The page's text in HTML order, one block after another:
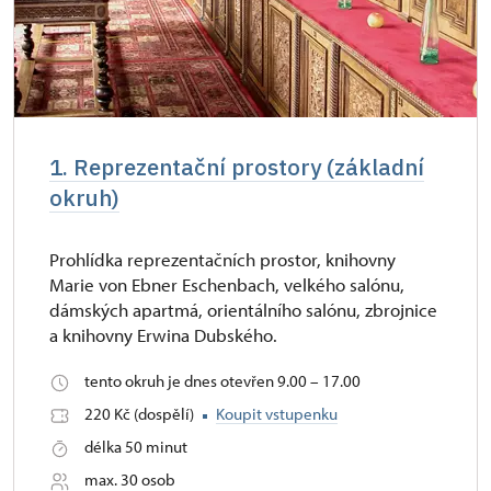
1. Reprezentační prostory (základní
okruh)
Prohlídka reprezentačních prostor, knihovny
Marie von Ebner Eschenbach, velkého salónu,
dámských apartmá, orientálního salónu, zbrojnice
a knihovny Erwina Dubského.
tento okruh je dnes otevřen 9.00 – 17.00
220 Kč (dospělí)
Koupit vstupenku
délka 50 minut
max. 30 osob